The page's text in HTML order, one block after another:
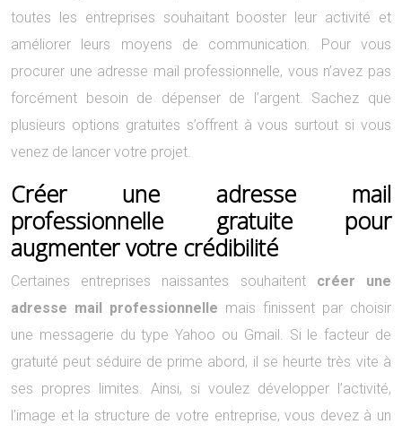
toutes les entreprises souhaitant booster leur activité et
améliorer leurs moyens de communication. Pour vous
procurer une adresse mail professionnelle, vous n’avez pas
forcément besoin de dépenser de l’argent. Sachez que
plusieurs options gratuites s’offrent à vous surtout si vous
venez de lancer votre projet.
Créer une adresse mail
professionnelle gratuite pour
augmenter votre crédibilité
Certaines entreprises naissantes souhaitent créer une
adresse mail professionnelle mais finissent par choisir
une messagerie du type Yahoo ou Gmail. Si le facteur de
gratuité peut séduire de prime abord, il se heurte très vite à
ses propres limites. Ainsi, si voulez développer l’activité,
l’image et la structure de votre entreprise, vous devez à un